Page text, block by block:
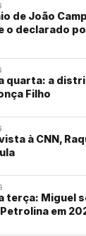
de João
o declarado
quarta: a
Filho
à CNN,
terça: Miguel
em